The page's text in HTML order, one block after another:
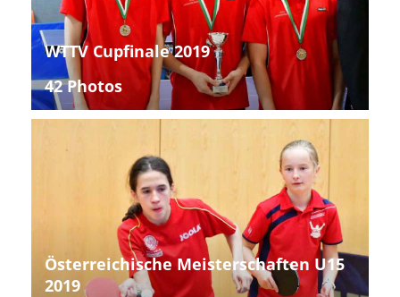
WTTV Cupfinale 2019
42 Photos
Österreichische Meisterschaften U15
2019